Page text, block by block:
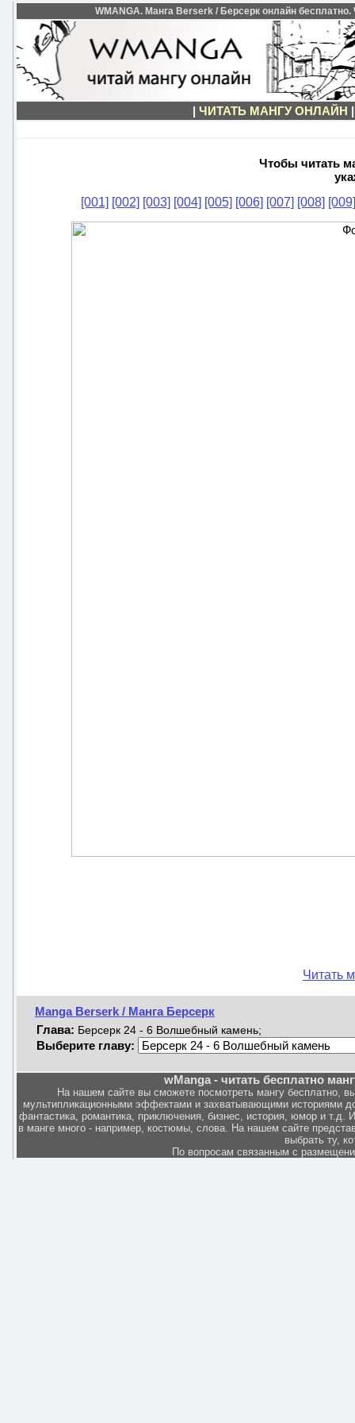
WMANGA. Манга Berserk / Берсерк онлайн
| ЧИТАТЬ МАНГУ ОНЛАЙН
Чтобы читать
[001] [002] [003] [004] [005] [006] [007] [008] [009]
Читать
Manga Berserk / Манга Берсерк
Глава: Берсерк 24 - 6 Волшебный камень;
Выберите главу:
wManga - читать бесплатно
На нашем сайте вы сможете посмотреть мангу бесплатно,
мультипликационными эффектами и захватывающими историями
фантастика, романтика, приключения, бизнес, история, юмор и
в манге много - например, костюмы, слова. На нашем сайте
выбрать ту,
По вопросам связанным с